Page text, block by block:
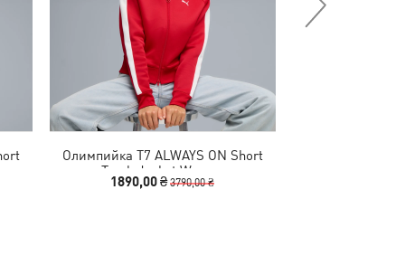
Олимпийка T7 ALWAYS ON Short
Track Jacket Women
1890,00 ₴3790,00 ₴